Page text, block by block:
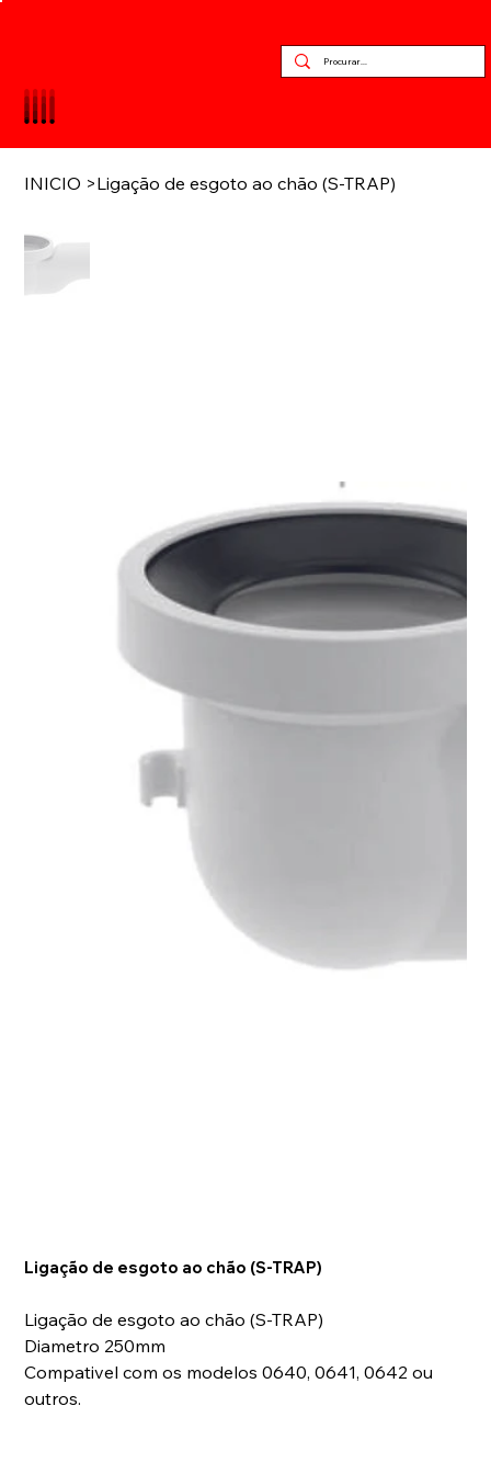
INICIO >Ligação de esgoto ao chão (S-TRAP)
Ligação de esgoto ao chão (S-TRAP)
Ligação de esgoto ao chão (S-TRAP)
Diametro 250mm
Compativel com os modelos 0640, 0641, 0642 ou
outros.